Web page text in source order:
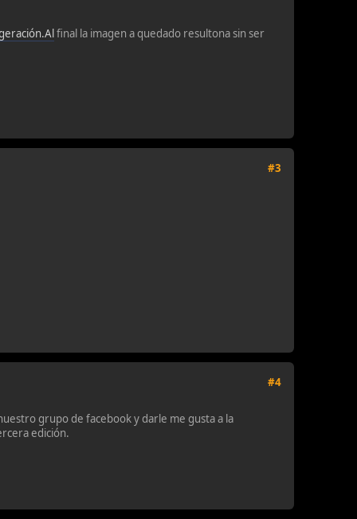
final la imagen a quedado resultona sin ser
#3
#4
grupo de facebook y darle me gusta a la
edición.